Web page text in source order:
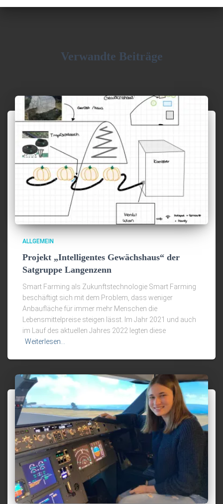
Verwandte Beiträge
ALLGEMEIN
Projekt „Intelligentes Gewächshaus“ der
Satgruppe Langenzenn
Smart Farming als Zukunftstechnologie Smart Farming
beschäftigt sich mit dem Problem, dass weniger
Anbaufläche für immer mehr Menschen die
Lebensmittelpreise steigen lässt. Im Jahr 2021 und auch
im Lauf des aktuellen Jahres 2022 legten diese
Weiterlesen…